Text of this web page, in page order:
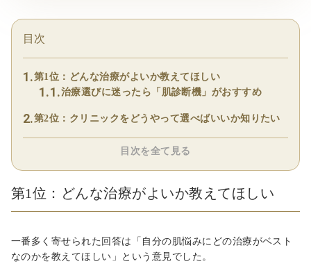
目次
第1位：どんな治療がよいか教えてほしい
治療選びに迷ったら「肌診断機」がおすすめ
第2位：クリニックをどうやって選べばいいか知りたい
目次を全て見る
第1位：どんな治療がよいか教えてほしい
一番多く寄せられた回答は「自分の肌悩みにどの治療がベスト
なのかを教えてほしい」という意見でした。